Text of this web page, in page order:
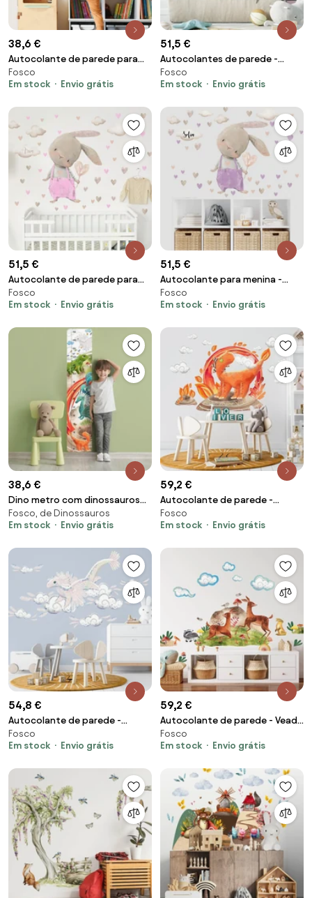
38,6 €
Autocolante de parede para
crianças - Veado mágico
Fosco
Em stock
Envio grátis
51,5 €
Autocolantes de parede -
Autocolantes azuis claros com
coelhinhos e estrelas
Fosco
Em stock
Envio grátis
51,5 €
Autocolante de parede para
menina - Coelhinho cor-de-
rosa com corações
Fosco
Em stock
Envio grátis
51,5 €
Autocolante para menina -
Coelhinho roxo com corações
e nome
Fosco
Em stock
Envio grátis
38,6 €
Dino metro com dinossauros
para meninos, autocolante
com dinossauros para o quarto
Fosco, de Dinossauros
Em stock
Envio grátis
59,2 €
Autocolante de parede -
Dragão de fogo Ardor
Fosco
Em stock
Envio grátis
54,8 €
Autocolante de parede -
Dragão voador Aeris
Fosco
Em stock
Envio grátis
59,2 €
Autocolante de parede - Veado
no prado
Fosco
Em stock
Envio grátis